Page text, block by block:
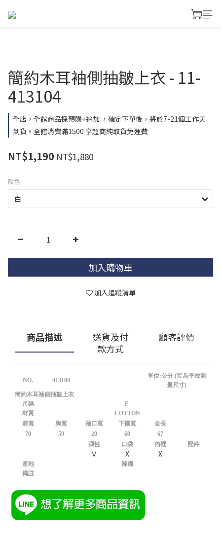
簡約木耳袖側抽皺上衣 - 11-
413104
全店，全館商品採預購+追加 ，確定下單後，將於7-21個工作天
到貨。全館消費滿1500 享超商純取貨免運費
NT$1,190 NT$1,880
顏色
加入購物車
加入追蹤清單
商品描述
送貨及付
款方式
顧客評價
NO. 413104
單位:公分 (皆為平放測
量尺寸)
簡約木耳袖側抽皺上衣
尺碼
F
材質
COTTON
肩寬
胸寬 袖口寬 下擺寬
全長
70
59 20 60
67
彈性
口袋 內裡 配件
Ⅴ X X
產地
韓國
備註